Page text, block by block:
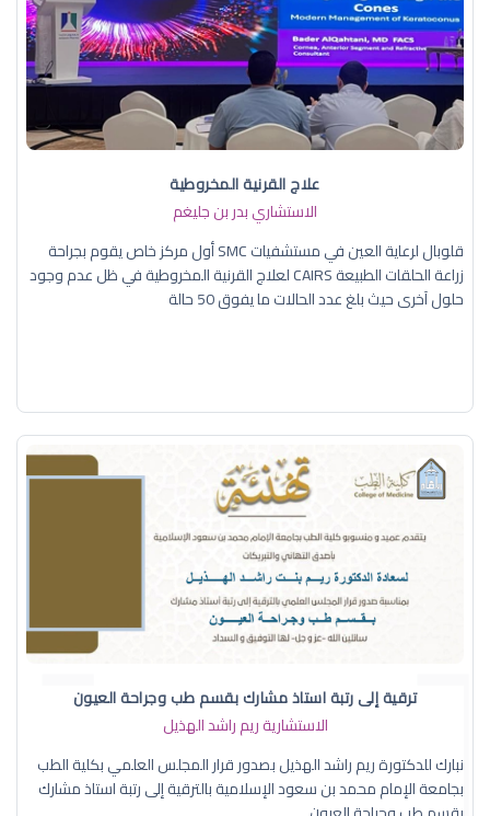
علاج القرنية المخروطية
الاستشاري بدر بن جليغم
قلوبال لرعاية العين في مستشفيات SMC أول مركز خاص يقوم بجراحة
زراعة الحلقات الطبيعة CAIRS لعلاج القرنية المخروطية في ظل عدم وجود
حلول آخرى حيث بلغ عدد الحالات ما يفوق 50 حالة
ترقية إلى رتبة استاذ مشارك بقسم طب وجراحة العيون
الاستشارية ريم راشد الهذيل
نبارك للدكتورة ريم راشد الهذيل بصدور قرار المجلس العلمي بكلية الطب
بجامعة الإمام محمد بن سعود الإسلامية بالترقية إلى رتبة استاذ مشارك